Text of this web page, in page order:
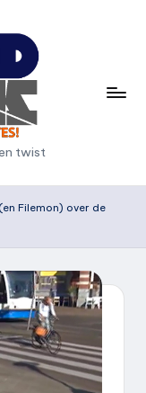
twist
Filemon) over de